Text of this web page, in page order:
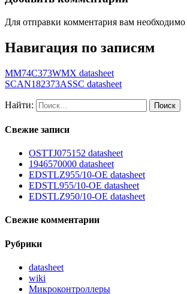
Для отправки комментария вам необходимо
Навигация по записям
MM74C373WMX datasheet
SCAN182373ASSC datasheet
Найти:
Свежие записи
OSTTJ075152 datasheet
1946570000 datasheet
EDSTLZ955/10-OE datasheet
EDSTL955/10-OE datasheet
EDSTLZ950/10-OE datasheet
Свежие комментарии
Рубрики
datasheet
wiki
Микроконтроллеры